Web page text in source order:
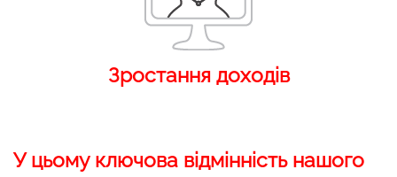
Зростання доходів
У цьому ключова відмінність нашого